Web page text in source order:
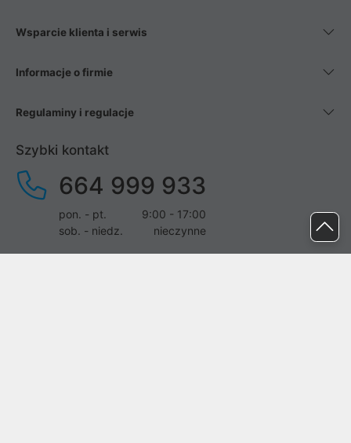
Wsparcie klienta i serwis
Informacje o firmie
Regulaminy i regulacje
Szybki kontakt
664 999 933
pon. - pt.
9:00 - 17:00
sob. - niedz.
nieczynne